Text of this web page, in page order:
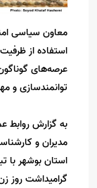
معاون سیاسی
استفاده از
عرصه‌های
توانمندسازی و
به گزارش روابط
مدیران و
استان بوشهر
گرامیداشت روز